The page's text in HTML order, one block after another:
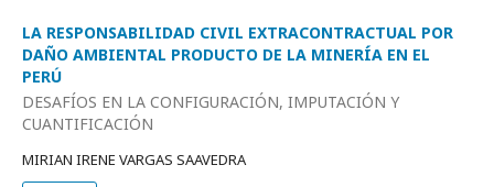
LA RESPONSABILIDAD CIVIL EXTRACONTRACTUAL POR
DAÑO AMBIENTAL PRODUCTO DE LA MINERÍA EN EL
PERÚ
DESAFÍOS EN LA CONFIGURACIÓN, IMPUTACIÓN Y
CUANTIFICACIÓN
MIRIAN IRENE VARGAS SAAVEDRA